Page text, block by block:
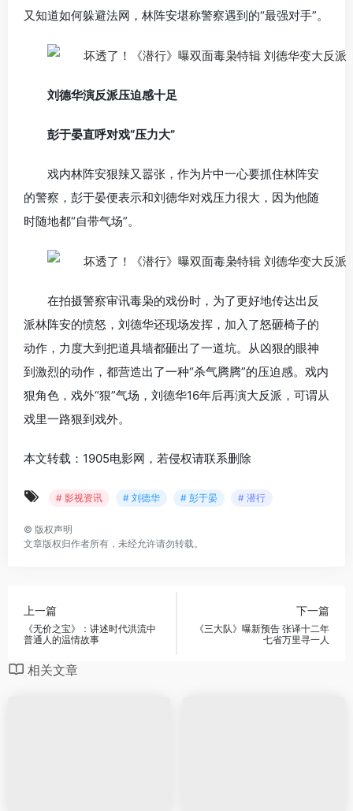
又知道如何躲避法网，林阵安堪称警察遇到的“最强对手”。
刘德华演反派压迫感十足
彭于晏直呼对戏“压力大”
戏内林阵安狠辣又嚣张，作为片中一心要抓住林阵安
的警察，彭于晏便表示和刘德华对戏压力很大，因为他随
时随地都“自带气场”。
在拍摄警察审讯毒枭的戏份时，为了更好地传达出反
派林阵安的愤怒，刘德华还现场发挥，加入了怒砸椅子的
动作，力度大到把道具墙都砸出了一道坑。从凶狠的眼神
到激烈的动作，都营造出了一种“杀气腾腾”的压迫感。戏内
狠角色，戏外“狠”气场，刘德华16年后再演大反派，可谓从
戏里一路狠到戏外。
本文转载：1905电影网，若侵权请联系删除
# 影视资讯 # 刘德华 # 彭于晏 # 潜行
© 版权声明
文章版权归作者所有，未经允许请勿转载。
上一篇
《无价之宝》：讲述时代洪流中
普通人的温情故事
下一篇
《三大队》曝新预告 张译十二年
七省万里寻一人
相关文章